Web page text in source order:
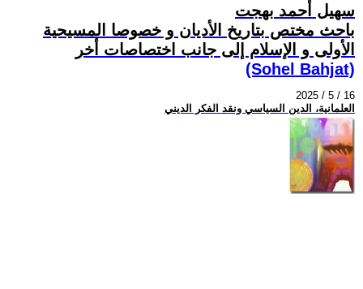
سهيل أحمد بهجت
باحث مختص بتاريخ الأديان و خصوصا المسيحية
الأولى و الإسلام إلى جانب اختصاصات أخر
(Sohel Bahjat)
2025 / 5 / 16
العلمانية، الدين السياسي ونقد الفكر الديني